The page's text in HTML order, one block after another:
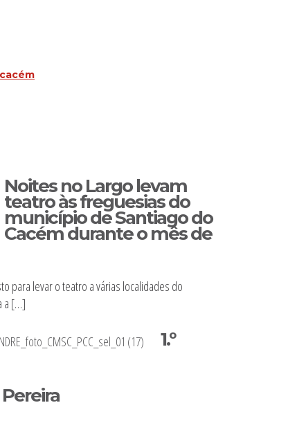
Noites no Largo levam
teatro às freguesias do
município de Santiago do
Cacém durante o mês de
para levar o teatro a várias localidades do
a […]
1.º